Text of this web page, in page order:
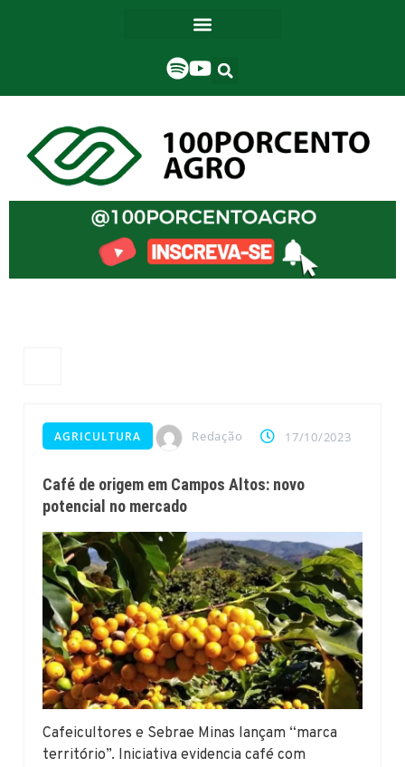
AGRICULTURA Redação 17/10/2023
Café de origem em Campos Altos: novo
potencial no mercado
Cafeicultores e Sebrae Minas lançam “marca
território”. Iniciativa evidencia café com